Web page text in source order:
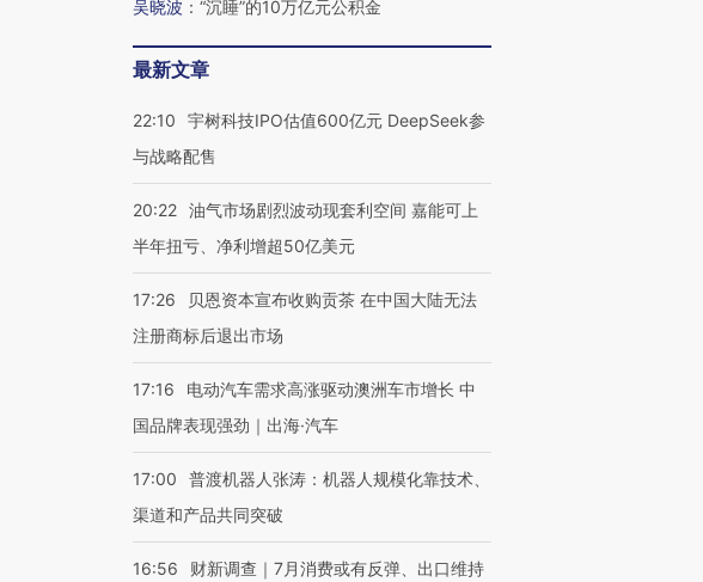
吴晓波 ： “沉睡”的10万亿元公积金
最新文章
22:10
宇树科技IPO估值600亿元 DeepSeek参
与战略配售
20:22 油气市场剧烈波动现套利空间 嘉能可上
半年扭亏、净利增超50亿美元
17:26
贝恩资本宣布收购贡茶 在中国大陆无法
注册商标后退出市场
17:16
电动汽车需求高涨驱动澳洲车市增长 中
国品牌表现强劲｜出海·汽车
17:00
普渡机器人张涛：机器人规模化靠技术、
渠道和产品共同突破
16:56
财新调查｜7月消费或有反弹、出口维持